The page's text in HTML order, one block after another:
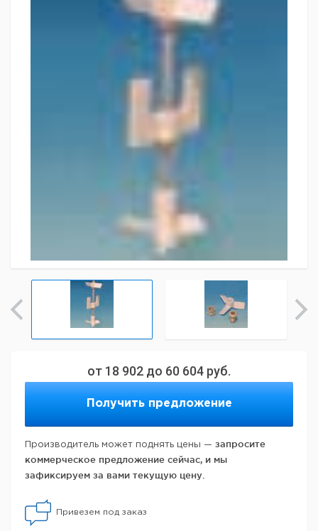
от 18 902 до 60 604 руб.
Получить предложение
Производитель может поднять цены — запросите
коммерческое предложение сейчас, и мы
зафиксируем за вами текущую цену.
Привезем под заказ